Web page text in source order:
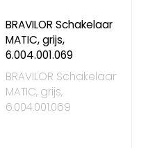
BRAVILOR Schakelaar
MATIC, grijs,
6.004.001.069
BRAVILOR Schakelaar
MATIC, grijs,
6.004.001.069